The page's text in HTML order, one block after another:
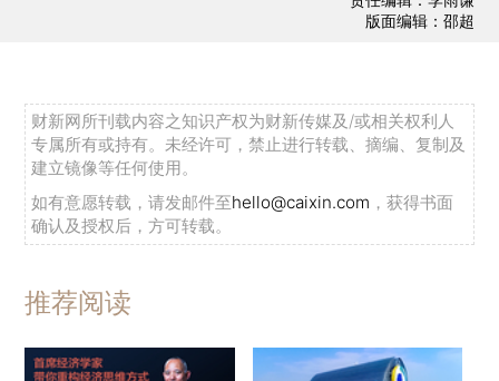
版面编辑：邵超
财新网所刊载内容之知识产权为财新传媒及/或相关权利人
专属所有或持有。未经许可，禁止进行转载、摘编、复制及
建立镜像等任何使用。
如有意愿转载，请发邮件至hello@caixin.com ，获得书面
确认及授权后，方可转载。
推荐阅读